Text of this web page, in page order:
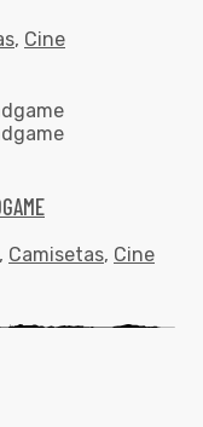
, Cine
, Camisetas, Cine